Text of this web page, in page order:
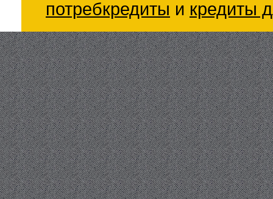
потребкредиты и кредиты